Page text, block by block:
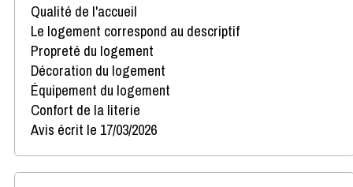
Qualité de l'accueil
Le logement correspond au descriptif
Propreté du logement
Décoration du logement
Équipement du logement
Confort de la literie
Avis écrit le 17/03/2026